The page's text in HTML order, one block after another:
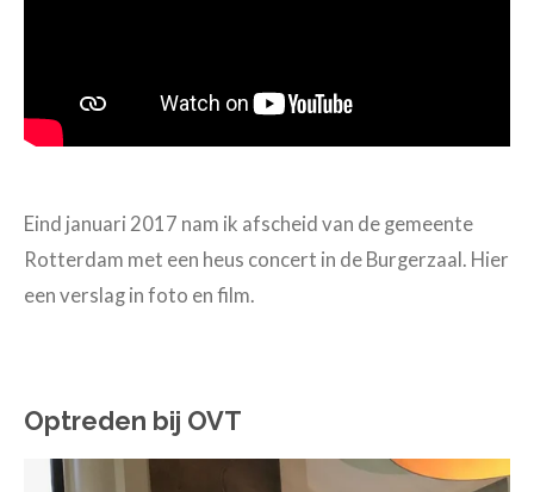
Eind januari 2017 nam ik afscheid van de gemeente
Rotterdam met een heus concert in de Burgerzaal. Hier
een verslag in foto en film.
Optreden bij OVT